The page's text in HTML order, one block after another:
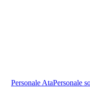
Personale AtaPersonale